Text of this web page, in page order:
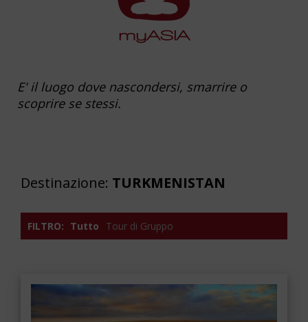
E' il luogo dove nascondersi, smarrire o
scoprire se stessi.
Destinazione: TURKMENISTAN
FILTRO: Tutto Tour di Gruppo